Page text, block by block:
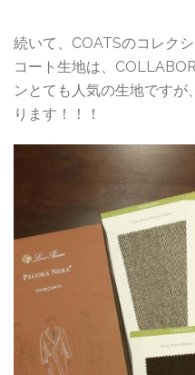
続いて、COATSのコレク
コート生地は、
ンとても人気の生地です
ります！！！